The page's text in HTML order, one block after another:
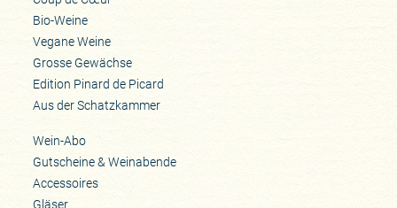
Bio-Weine
Vegane Weine
Grosse Gewächse
Edition Pinard de Picard
Aus der Schatzkammer
Wein-Abo
Gutscheine & Weinabende
Accessoires
Gläser